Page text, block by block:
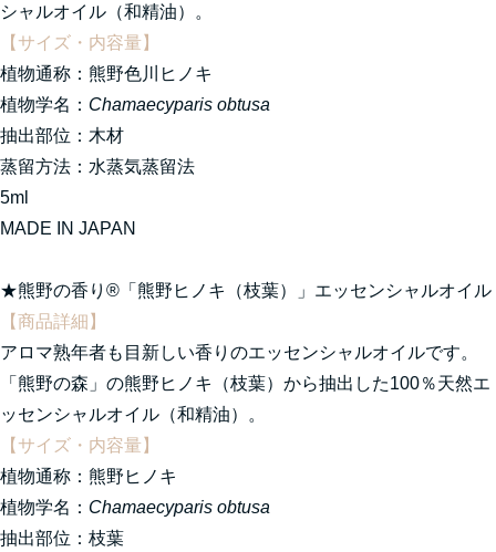
シャルオイル（和精油）。
【サイズ・内容量】
植物通称：熊野色川ヒノキ
植物学名： Chamaecyparis obtusa
抽出部位：木材
蒸留方法：水蒸気蒸留法
5ml
MADE IN JAPAN
★熊野の香り®「熊野ヒノキ（枝葉）」エッセンシャルオイル
【商品詳細】
アロマ熟年者も目新しい香りのエッセンシャルオイルです。
「熊野の森」の熊野ヒノキ（枝葉）から抽出した100％天然エ
ッセンシャルオイル（和精油）。
【サイズ・内容量】
植物通称：熊野ヒノキ
植物学名： Chamaecyparis obtusa
抽出部位：枝葉